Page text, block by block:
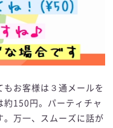
もお客様は３通メールを
約150円。パーティチャ
。万一、スムーズに話が